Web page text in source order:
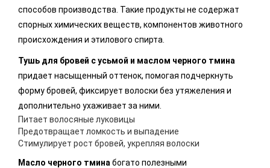
способов производства. Такие продукты не содержат
спорных химических веществ, компонентов животного
происхождения и этилового спирта.
Тушь для бровей с усьмой и маслом черного тмина
придает насыщенный оттенок, помогая подчеркнуть
форму бровей, фиксирует волоски без утяжеления и
дополнительно ухаживает за ними.
Питает волосяные луковицы
Предотвращает ломкость и выпадение
Стимулирует рост бровей, укрепляя волоски
Масло черного тмина богато полезными